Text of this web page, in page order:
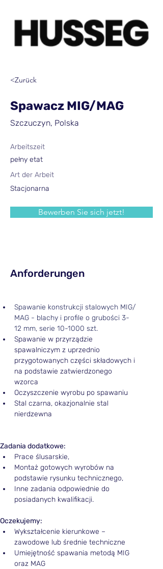
<Zurück
Spawacz MIG/MAG
Szczuczyn, Polska
Arbeitszeit
pełny etat
Art der Arbeit
Stacjonarna
Bewerben Sie sich jetzt!
Anforderungen
Spawanie konstrukcji stalowych MIG/
MAG - blachy i profile o grubości 3-
12 mm, serie 10-1000 szt.
Spawanie w przyrządzie
spawalniczym z uprzednio
przygotowanych części składowych i
na podstawie zatwierdzonego
wzorca
Oczyszczenie wyrobu po spawaniu
Stal czarna, okazjonalnie stal
nierdzewna
Zadania dodatkowe:
Prace ślusarskie,
Montaż gotowych wyrobów na
podstawie rysunku technicznego,
Inne zadania odpowiednie do
posiadanych kwalifikacji.
Oczekujemy:
Wykształcenie kierunkowe –
zawodowe lub średnie techniczne
Umiejętność spawania metodą MIG
oraz MAG